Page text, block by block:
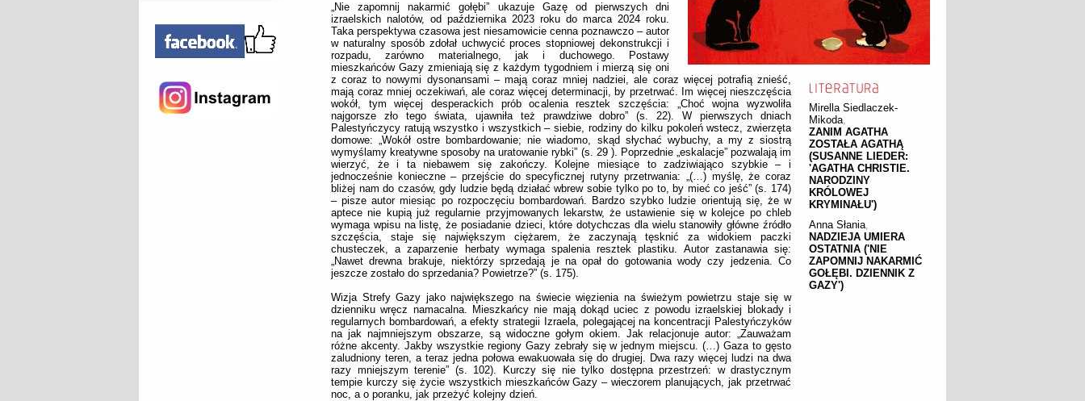
Mirella Siedlaczek-
Mikoda,
ZANIM AGATHA
ZOSTAŁA AGATHĄ
(SUSANNE LIEDER:
'AGATHA CHRISTIE.
NARODZINY
KRÓLOWEJ
KRYMINAŁU')
Anna Słania,
NADZIEJA UMIERA
OSTATNIA ('NIE
ZAPOMNIJ NAKARMIĆ
GOŁĘBI. DZIENNIK Z
GAZY')
„Nie zapomnij nakarmić gołębi” ukazuje Gazę od pierwszych dni
izraelskich nalotów, od października 2023 roku do marca 2024 roku.
Taka perspektywa czasowa jest niesamowicie cenna poznawczo – autor
w naturalny sposób zdołał uchwycić proces stopniowej dekonstrukcji i
rozpadu, zarówno materialnego, jak i duchowego. Postawy
mieszkańców Gazy zmieniają się z każdym tygodniem i mierzą się oni
z coraz to nowymi dysonansami – mają coraz mniej nadziei, ale coraz więcej potrafią znieść,
mają coraz mniej oczekiwań, ale coraz więcej determinacji, by przetrwać. Im więcej nieszczęścia
wokół, tym więcej desperackich prób ocalenia resztek szczęścia: „Choć wojna wyzwoliła
najgorsze zło tego świata, ujawniła też prawdziwe dobro” (s. 22). W pierwszych dniach
Palestyńczycy ratują wszystko i wszystkich – siebie, rodziny do kilku pokoleń wstecz, zwierzęta
domowe: „Wokół ostre bombardowanie; nie wiadomo, skąd słychać wybuchy, a my z siostrą
wymyślamy kreatywne sposoby na uratowanie rybki” (s. 29 ). Poprzednie „eskalacje” pozwalają im
wierzyć, że i ta niebawem się zakończy. Kolejne miesiące to zadziwiająco szybkie – i
jednocześnie konieczne – przejście do specyficznej rutyny przetrwania: „(…) myślę, że coraz
bliżej nam do czasów, gdy ludzie będą działać wbrew sobie tylko po to, by mieć co jeść” (s. 174)
– pisze autor miesiąc po rozpoczęciu bombardowań. Bardzo szybko ludzie orientują się, że w
aptece nie kupią już regularnie przyjmowanych lekarstw, że ustawienie się w kolejce po chleb
wymaga wpisu na listę, że posiadanie dzieci, które dotychczas dla wielu stanowiły główne źródło
szczęścia, staje się największym ciężarem, że zaczynają tęsknić za widokiem paczki
chusteczek, a zaparzenie herbaty wymaga spalenia resztek plastiku. Autor zastanawia się:
„Nawet drewna brakuje, niektórzy sprzedają je na opał do gotowania wody czy jedzenia. Co
jeszcze zostało do sprzedania? Powietrze?” (s. 175).
Wizja Strefy Gazy jako największego na świecie więzienia na świeżym powietrzu staje się w
dzienniku wręcz namacalna. Mieszkańcy nie mają dokąd uciec z powodu izraelskiej blokady i
regularnych bombardowań, a efekty strategii Izraela, polegającej na koncentracji Palestyńczyków
na jak najmniejszym obszarze, są widoczne gołym okiem. Jak relacjonuje autor: „Zauważam
różne akcenty. Jakby wszystkie regiony Gazy zebrały się w jednym miejscu. (…) Gaza to gęsto
zaludniony teren, a teraz jedna połowa ewakuowała się do drugiej. Dwa razy więcej ludzi na dwa
razy mniejszym terenie” (s. 102). Kurczy się nie tylko dostępna przestrzeń: w drastycznym
tempie kurczy się życie wszystkich mieszkańców Gazy – wieczorem planujących, jak przetrwać
noc, a o poranku, jak przeżyć kolejny dzień.